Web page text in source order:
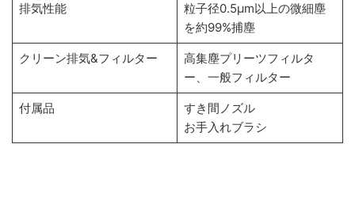
排気性能
粒子径0.5μm以上の微細塵
を約99%捕塵
クリーン排気&フィルター
高集塵プリーツフィルタ
ー、一般フィルター
付属品
すき間ノズル
お手入れブラシ